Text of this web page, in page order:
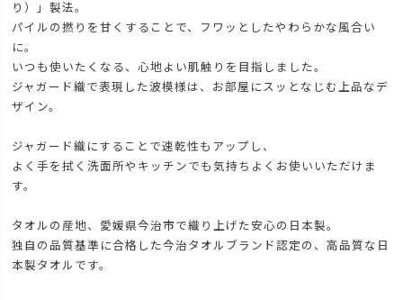
り）」製法。
パイルの撚りを甘くすることで、フワッとしたやわらかな風合い
に。
いつも使いたくなる、心地よい肌触りを目指しました。
ジャガード織で表現した波模様は、お部屋にスッとなじむ上品なデ
ザイン。
ジャガード織にすることで速乾性もアップし、
よく手を拭く洗面所やキッチンでも気持ちよくお使いいただけま
す。
タオルの産地、愛媛県今治市で織り上げた安心の日本製。
独自の品質基準に合格した今治タオルブランド認定の、高品質な日
本製タオルです。